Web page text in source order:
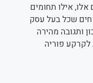
אילו תחומים
שכל בעל עסק
ותגובה מהירה
פוריה